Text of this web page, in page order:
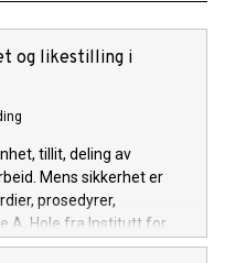
og likestilling i
tillit, deling av
Mens sikkerhet er
prosedyrer,
A. Hole fra Institutt for